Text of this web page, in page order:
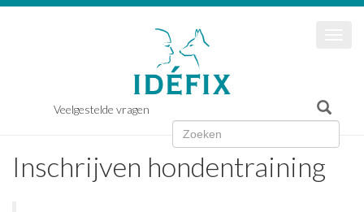
Veelgestelde vragen
Inschrijven hondentraining